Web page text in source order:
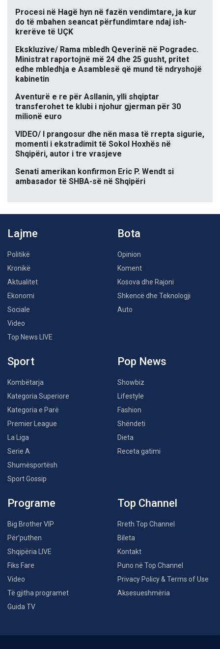
Procesi në Hagë hyn në fazën vendimtare, ja kur
do të mbahen seancat përfundimtare ndaj ish-
krerëve të UÇK
Ekskluzive/ Rama mbledh Qeverinë në Pogradec.
Ministrat raportojnë më 24 dhe 25 gusht, pritet
edhe mbledhja e Asamblesë që mund të ndryshojë
kabinetin
Aventurë e re për Asllanin, ylli shqiptar
transferohet te klubi i njohur gjerman për 30
milionë euro
VIDEO/ I prangosur dhe nën masa të rrepta sigurie,
momenti i ekstradimit të Sokol Hoxhës në
Shqipëri, autor i tre vrasjeve
Senati amerikan konfirmon Eric P. Wendt si
ambasador të SHBA-së në Shqipëri
Lajme
Politikë
Kronikë
Aktualitet
Ekonomi
Sociale
Video
Top News LIVE
Bota
Opinion
Koment
Kosova dhe Rajoni
Shkencë dhe Teknologji
Auto
Sport
Kombëtarja
Kategoria Superiore
Kategoria e Parë
Premier League
La Liga
Serie A
Shumësportësh
Sport Gossip
Pop News
Showbiz
Lifestyle
Fashion
Shëndeti
Dieta
Receta gatimi
Programe
Big Brother VIP
Për’puthen
Shqipëria LIVE
Fiks Fare
Video
Të gjitha programet
Guida TV
Top Channel
Rreth Top Channel
Bileta
Kontakt
Puno në Top Channel
Privacy Policy & Terms of Use
Aksesueshmëria